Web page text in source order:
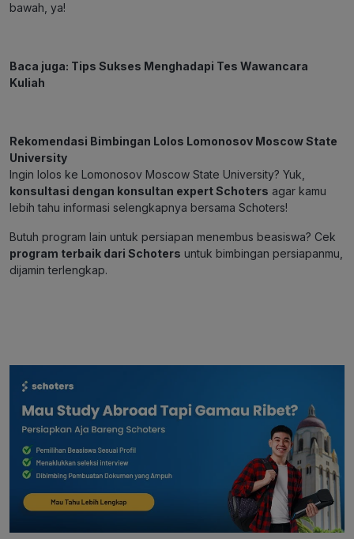
bawah, ya!
Baca juga: Tips Sukses Menghadapi Tes Wawancara
Kuliah
Rekomendasi Bimbingan Lolos Lomonosov Moscow State
University
Ingin lolos ke Lomonosov Moscow State University? Yuk,
konsultasi dengan konsultan expert Schoters agar kamu
lebih tahu informasi selengkapnya bersama Schoters!
Butuh program lain untuk persiapan menembus beasiswa? Cek
program terbaik dari Schoters untuk bimbingan persiapanmu,
dijamin terlengkap.